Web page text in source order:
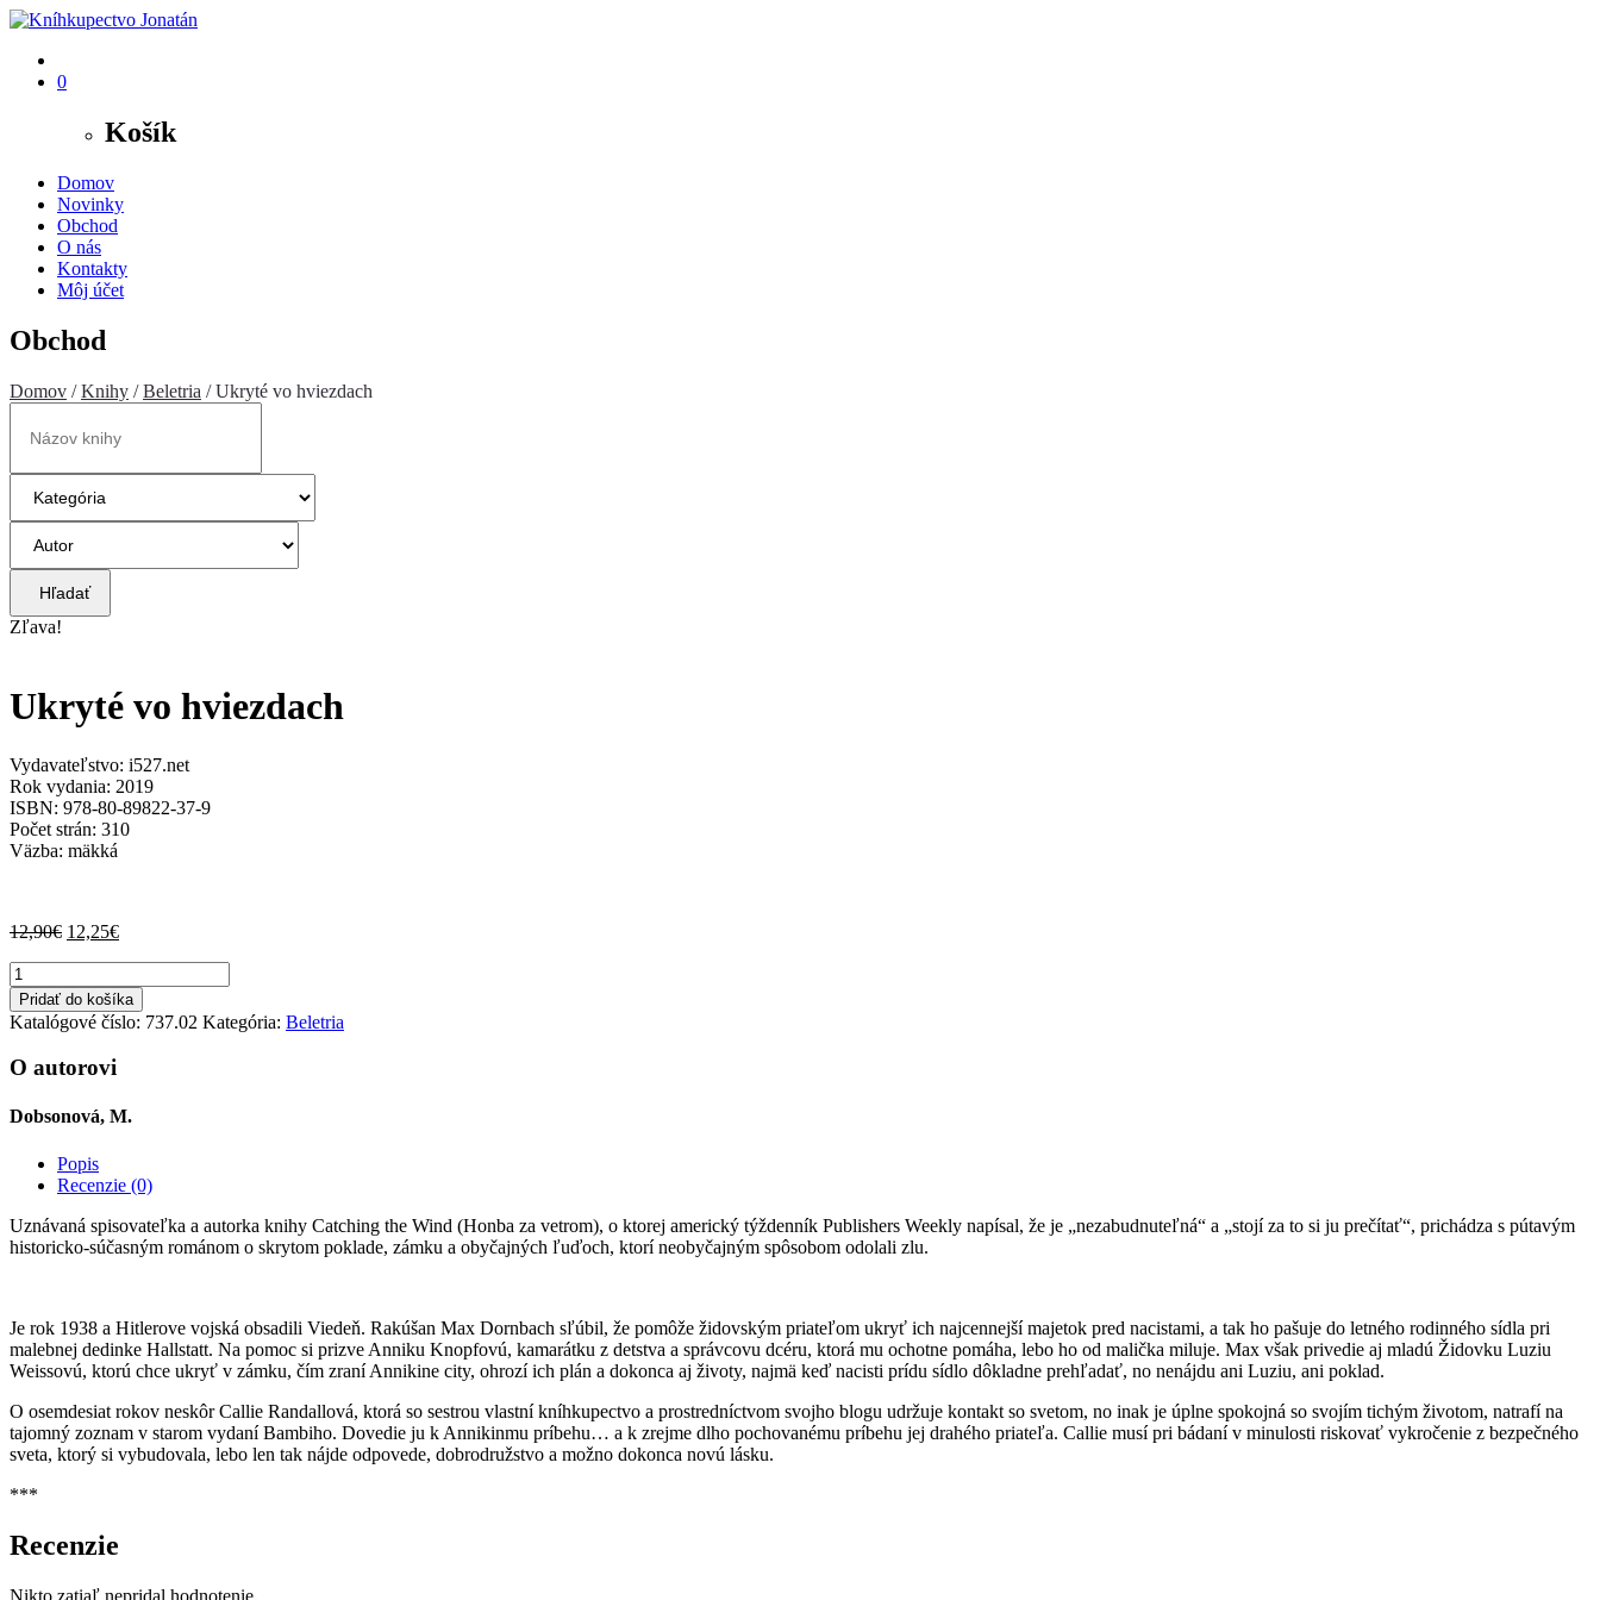
0
Košík
Domov
Novinky
Obchod
O nás
Kontakty
Môj účet
Obchod
Domov /Knihy /Beletria / Ukryté vo hviezdach
Hľadať
Zľava!
Ukryté vo hviezdach
Vydavateľstvo: i527.net
Rok vydania: 2019
ISBN: 978-80-89822-37-9
Počet strán: 310
Väzba: mäkká
12,90€ Pôvodná
12,90€.
12,25€Aktuálna
12,25€.
množstvo
Ukryté
vo
hviezdach
Pridať do košíka
Katalógové číslo: 737.02 Kategória: Beletria
O autorovi
Dobsonová, M.
Popis
Recenzie (0)
Uznávaná spisovateľka a autorka knihy Catching the Wind (Honba za vetrom), o ktorej americký týždenník Publishers Weekly napísal, že je „nezabudnuteľná“ a „stojí za to si ju prečítať“, prichádza s pútavým
historicko-súčasným románom o skrytom poklade, zámku a obyčajných ľuďoch, ktorí neobyčajným spôsobom odolali zlu.
Je rok 1938 a Hitlerove vojská obsadili Viedeň. Rakúšan Max Dornbach sľúbil, že pomôže židovským priateľom ukryť ich najcennejší majetok pred nacistami, a tak ho pašuje do letného rodinného sídla pri
malebnej dedinke Hallstatt. Na pomoc si prizve Anniku Knopfovú, kamarátku z detstva a správcovu dcéru, ktorá mu ochotne pomáha, lebo ho od malička miluje. Max však privedie aj mladú Židovku Luziu
Weissovú, ktorú chce ukryť v zámku, čím zraní Annikine city, ohrozí ich plán a dokonca aj životy, najmä keď nacisti prídu sídlo dôkladne prehľadať, no nenájdu ani Luziu, ani poklad.
O osemdesiat rokov neskôr Callie Randallová, ktorá so sestrou vlastní kníhkupectvo a prostredníctvom svojho blogu udržuje kontakt so svetom, no inak je úplne spokojná so svojím tichým životom, natrafí na
tajomný zoznam v starom vydaní Bambiho. Dovedie ju k Annikinmu príbehu… a k zrejme dlho pochovanému príbehu jej drahého priateľa. Callie musí pri bádaní v minulosti riskovať vykročenie z bezpečného
sveta, ktorý si vybudovala, lebo len tak nájde odpovede, dobrodružstvo a možno dokonca novú lásku.
***
Recenzie
Nikto zatiaľ nepridal hodnotenie.